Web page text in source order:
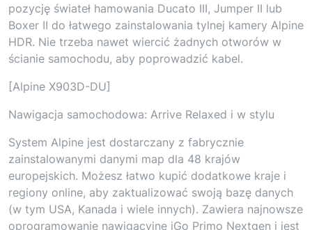
pozycję świateł hamowania Ducato III, Jumper II lub
Boxer II do łatwego zainstalowania tylnej kamery Alpine
HDR. Nie trzeba nawet wiercić żadnych otworów w
ścianie samochodu, aby poprowadzić kabel.
[Alpine X903D-DU]
Nawigacja samochodowa: Arrive Relaxed i w stylu
System Alpine jest dostarczany z fabrycznie
zainstalowanymi danymi map dla 48 krajów
europejskich. Możesz łatwo kupić dodatkowe kraje i
regiony online, aby zaktualizować swoją bazę danych
(w tym USA, Kanada i wiele innych). Zawiera najnowsze
oprogramowanie nawigacyjne iGo Primo Nextgen i jest